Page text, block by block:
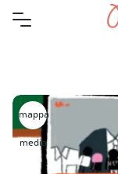
Skip
mappa
media